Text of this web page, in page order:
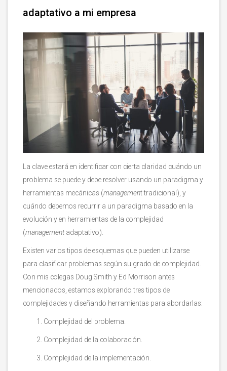
adaptativo a mi empresa
La clave estará en identificar con cierta claridad cuándo un
problema se puede y debe resolver usando un paradigma y
herramientas mecánicas (management tradicional), y
cuándo debemos recurrir a un paradigma basado en la
evolución y en herramientas de la complejidad
(managementadaptativo).
Existen varios tipos de esquemas que pueden utilizarse
para clasificar problemas según su grado de complejidad.
Con mis colegas Doug Smith y Ed Morrison antes
mencionados, estamos explorando tres tipos de
complejidades y diseñando herramientas para abordarlas:
Complejidad del problema.
Complejidad de la colaboración.
Complejidad de la implementación.